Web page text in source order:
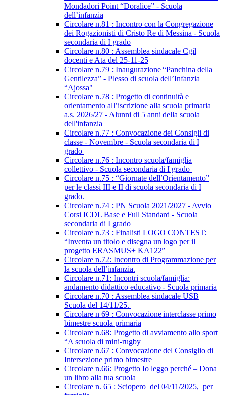
Mondadori Point “Doralice” - Scuola
dell’infanzia
Circolare n.81 : Incontro con la Congregazione
dei Rogazionisti di Cristo Re di Messina - Scuola
secondaria di I grado
Circolare n.80 : Assemblea sindacale Cgil
docenti e Ata del 25-11-25
Circolare n.79 : Inaugurazione “Panchina della
Gentilezza” - Plesso di scuola dell’Infanzia
“Ajossa"
Circolare n.78 : Progetto di continuità e
orientamento all’iscrizione alla scuola primaria
a.s. 2026/27 - Alunni di 5 anni della scuola
dell'infanzia
Circolare n.77 : Convocazione dei Consigli di
classe - Novembre - Scuola secondaria di I
grado
Circolare n.76 : Incontro scuola/famiglia
collettivo - Scuola secondaria di I grado
Circolare n.75 : “Giornate dell’Orientamento”
per le classi III e II di scuola secondaria di I
grado.
Circolare n.74 : PN Scuola 2021/2027 - Avvio
Corsi ICDL Base e Full Standard - Scuola
secondaria di I grado
Circolare n.73 : Finalisti LOGO CONTEST:
“Inventa un titolo e disegna un logo per il
progetto ERASMUS+ KA122”
Circolare n.72: Incontro di Programmazione per
la scuola dell’infanzia.
Circolare n.71: Incontri scuola/famiglia:
andamento didattico educativo - Scuola primaria
Circolare n.70 : Assemblea sindacale USB
Scuola del 14/11/25.
Circolare n 69 : Convocazione interclasse primo
bimestre scuola primaria
Circolare n.68: Progetto di avviamento allo sport
“A scuola di mini-rugby
Circolare n.67 : Convocazione del Consiglio di
Intersezione primo bimestre
Circolare n.66: Progetto Io leggo perché – Dona
un libro alla tua scuola
Circolare n. 65 : Sciopero del 04/11/2025, per